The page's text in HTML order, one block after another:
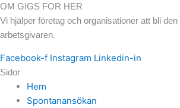
OM GIGS FOR HER
Vi hjälper företag och organisationer att bli
arbetsgivaren.
Facebook-f Instagram Linkedin-in
Sidor
Hem
Spontanansökan